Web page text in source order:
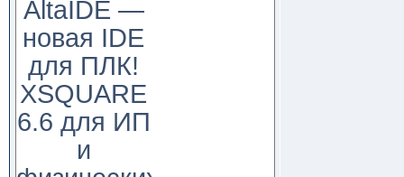
AltaIDE —
новая IDE
для ПЛК!
XSQUARE
6.6 для ИП
и